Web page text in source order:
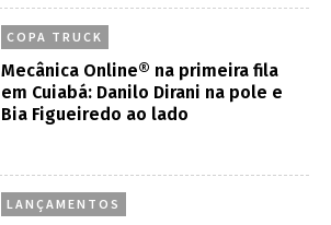
COPA TRUCK
Mecânica Online® na primeira fila
em Cuiabá: Danilo Dirani na pole e
Bia Figueiredo ao lado
LANÇAMENTOS